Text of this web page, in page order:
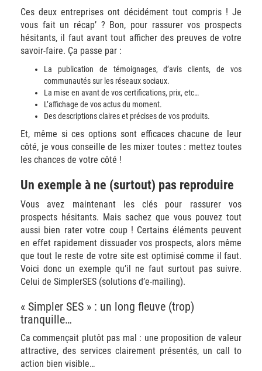
Ces deux entreprises ont décidément tout compris ! Je
vous fait un récap’ ? Bon, pour rassurer vos prospects
hésitants, il faut avant tout afficher des preuves de votre
savoir-faire. Ça passe par :
La publication de témoignages, d’avis clients, de vos
communautés sur les réseaux sociaux.
La mise en avant de vos certifications, prix, etc…
L’affichage de vos actus du moment.
Des descriptions claires et précises de vos produits.
Et, même si ces options sont efficaces chacune de leur
côté, je vous conseille de les mixer toutes : mettez toutes
les chances de votre côté !
Un exemple à ne (surtout) pas reproduire
Vous avez maintenant les clés pour rassurer vos
prospects hésitants. Mais sachez que vous pouvez tout
aussi bien rater votre coup ! Certains éléments peuvent
en effet rapidement dissuader vos prospects, alors même
que tout le reste de votre site est optimisé comme il faut.
Voici donc un exemple qu’il ne faut surtout pas suivre.
Celui de SimplerSES (solutions d’e-mailing).
« Simpler SES » : un long fleuve (trop)
tranquille…
Ca commençait plutôt pas mal : une proposition de valeur
attractive, des services clairement présentés, un call to
action bien visible…